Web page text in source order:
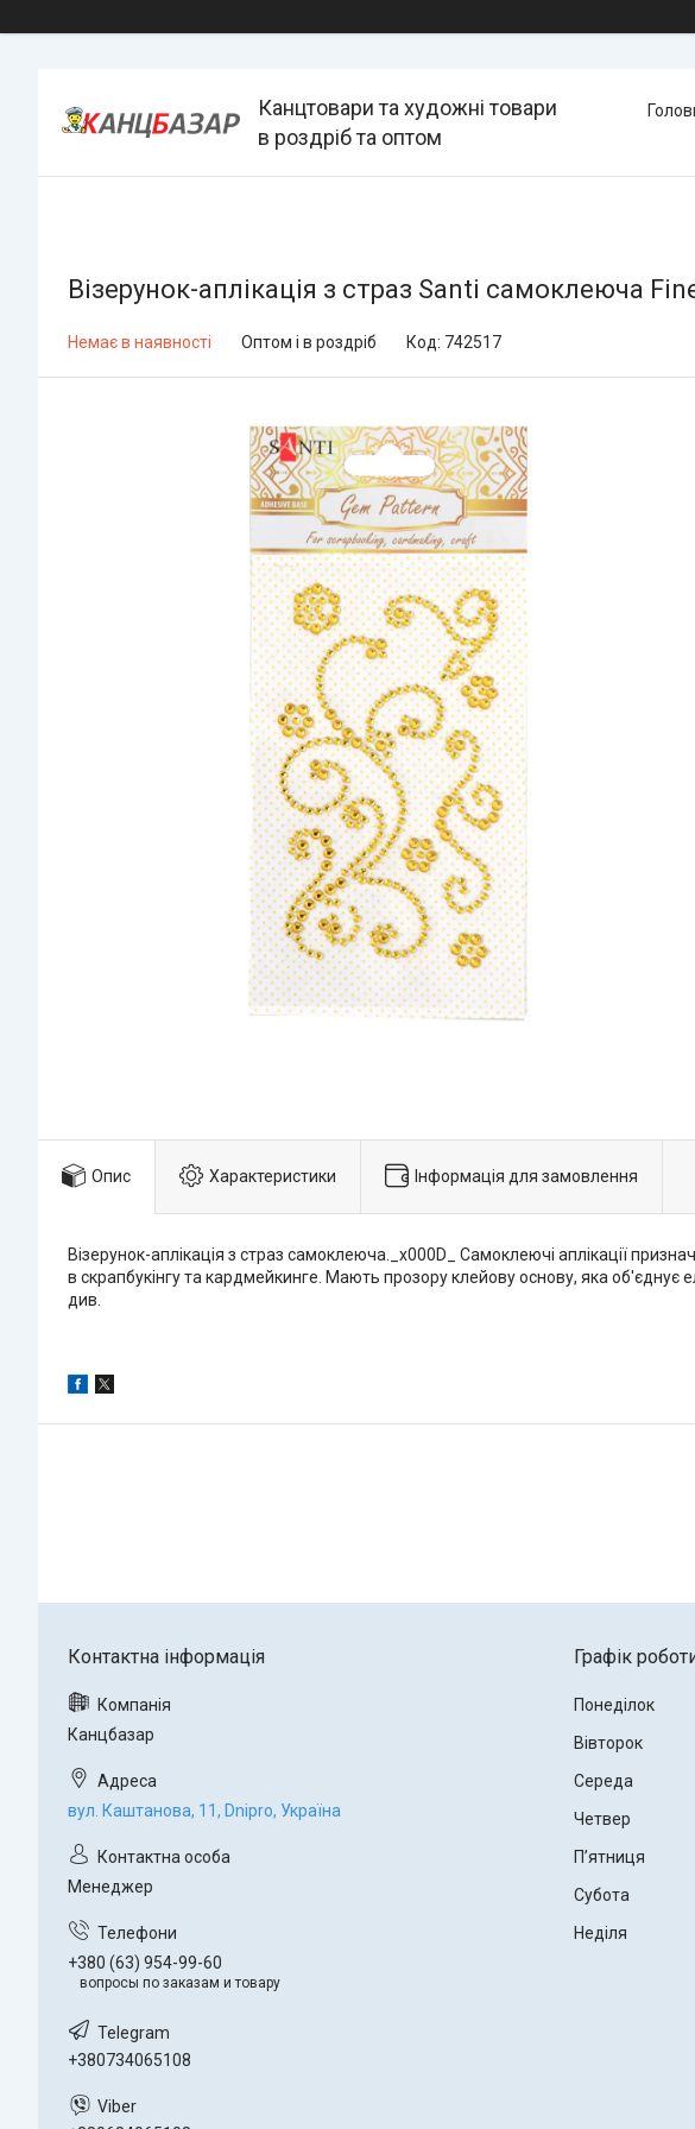
Канцтовари та художні товари
в роздріб та оптом
Візерунок-аплікація з страз Santi самоклеюча
Немає в наявності Оптом і в роздріб Код: 742517
Опис Характеристики Інформація для замовлення
Візерунок-аплікація з страз самоклеюча._x000D_ Самоклеючі аплікації
в скрапбукінгу та кардмейкинге. Мають прозору клейову основу, яка об'єднує
див.
Канцбазар
вул. Каштанова, 11, Dnipro, Україна
Менеджер
+380 (63) 954-99-60
вопросы по заказам и товару
+380734065108
Графік
Понеділок
Вівторок
Середа
Четвер
Пʼятниця
Субота
Неділя